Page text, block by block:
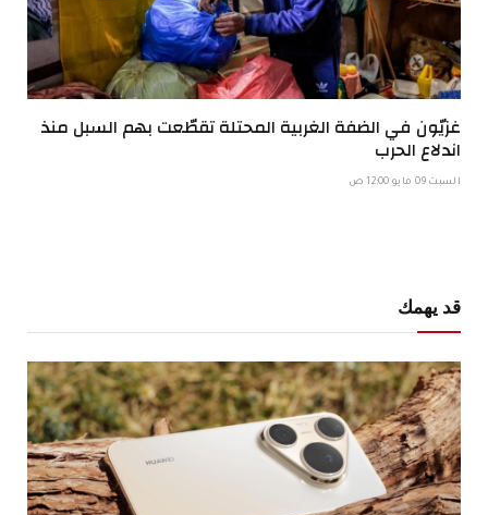
غزيّون في الضفة الغربية المحتلة تقطّعت بهم السبل منذ
اندلاع الحرب
السبت 09 مايو 12:00 ص
قد يهمك